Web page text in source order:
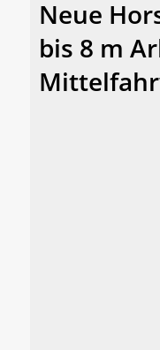
Neue
bis 8 m